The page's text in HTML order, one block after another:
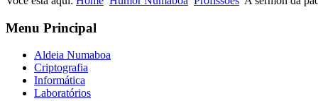
Menu Principal
Aldeia Numaboa
Criptografia
Informática
Laboratórios